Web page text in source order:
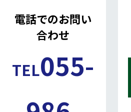
電話でのお問い
合わせ
TEL055-